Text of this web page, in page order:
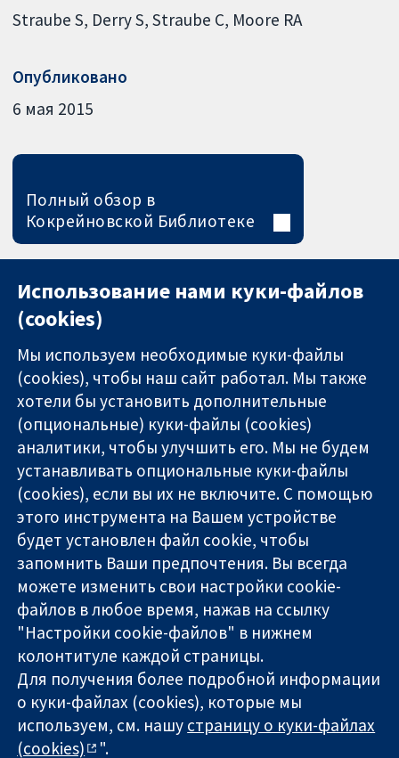
Straube S Derry S Straube C Moore RA
Опубликовано
6 мая 2015
Полный обзор в
Кокрейновской Библиотеке
Надёжные
доказательства
Информированные
решения
Во благо
здоровья
11-13 Cavendish
Square
London
W1G 0AN
United Kingdom
Связаться с
нами
Новости
Пресс-
служба
О нас
Работа
Cochrane
Library
The Cochrane Collaboration is a charity (no. 1045921) and a
company limited by guarantee (no. 03044323) registered in
England & Wales. VAT registration number GB 718 2127 49.
Использование нами куки-файлов
(cookies)
Мы используем необходимые куки-файлы
(cookies), чтобы наш сайт работал. Мы также
хотели бы установить дополнительные
(опциональные) куки-файлы (cookies)
аналитики, чтобы улучшить его. Мы не будем
устанавливать опциональные куки-файлы
(cookies), если вы их не включите. С помощью
этого инструмента на Вашем устройстве
будет установлен файл cookie, чтобы
запомнить Ваши предпочтения. Вы всегда
можете изменить свои настройки cookie-
файлов в любое время, нажав на ссылку
"Настройки cookie-файлов" в нижнем
колонтитуле каждой страницы.
Для получения более подробной информации
о куки-файлах (cookies), которые мы
используем, см. нашу страницу о куки-файлах
(cookies)
".